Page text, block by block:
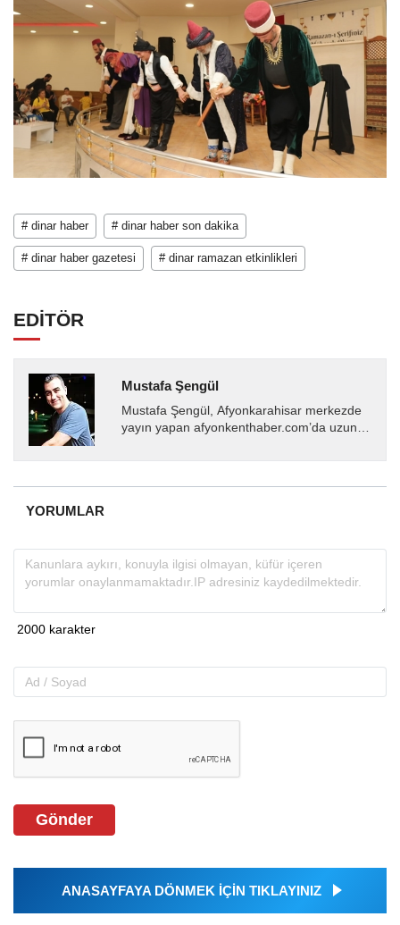
# dinar haber # dinar haber son dakika
# dinar haber gazetesi # dinar ramazan etkinlikleri
EDİTÖR
Mustafa Şengül
Mustafa Şengül, Afyonkarahisar merkezde
yayın yapan afyonkenthaber.com’da uzun
almakta, haber akışı...
YORUMLAR
Gönder
ANASAYFAYA DÖNMEK İÇİN TIKLAYINIZ